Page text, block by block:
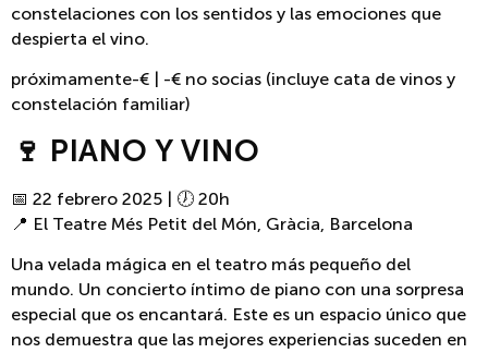
constelaciones con los sentidos y las emociones que
despierta el vino.
próximamente-€ | -€ no socias (incluye cata de vinos y
constelación familiar)
🍷 PIANO Y VINO
📅 22 febrero 2025 | 🕖 20h
📍 El Teatre Més Petit del Món, Gràcia, Barcelona
Una velada mágica en el teatro más pequeño del
mundo. Un concierto íntimo de piano con una sorpresa
especial que os encantará. Este es un espacio único que
nos demuestra que las mejores experiencias suceden en